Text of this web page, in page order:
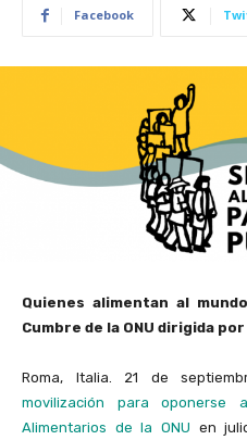
Facebook
Quienes alimentan al
Cumbre de la ONU dirigida
Roma, Italia. 21 de
movilización para oponerse
Alimentarios de la ONU en